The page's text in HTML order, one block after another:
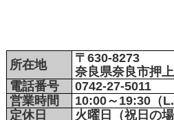
所在地
〒630-8273
奈良県奈良市押
電話番号
0742-27-5011
営業時間
10:00～19:30（
定休日
火曜日（祝日の場